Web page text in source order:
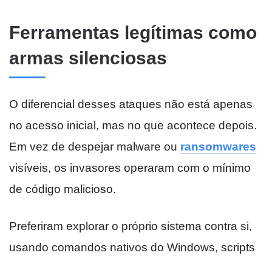
Ferramentas legítimas como
armas silenciosas
O diferencial desses ataques não está apenas
no acesso inicial, mas no que acontece depois.
Em vez de despejar malware ou ransomwares
visíveis, os invasores operaram com o mínimo
de código malicioso.
Preferiram explorar o próprio sistema contra si,
usando comandos nativos do Windows, scripts